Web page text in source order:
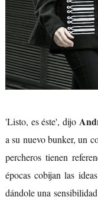
'Listo, es éste', dijo
a su nuevo bunker, un
percheros tienen
épocas cobijan las
dándole una